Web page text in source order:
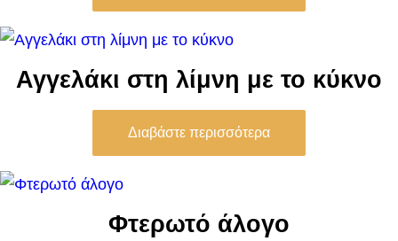
Αγγελάκι στη λίμνη με το κύκνο
Διαβάστε περισσότερα
Φτερωτό άλογο